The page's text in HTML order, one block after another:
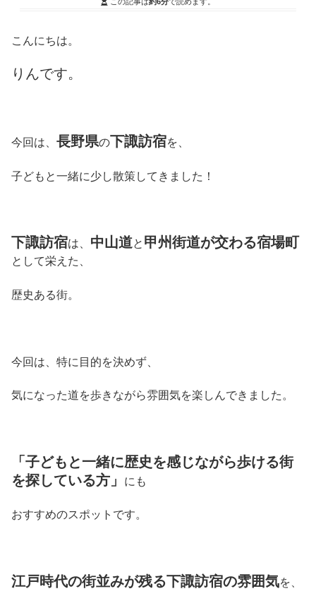
こんにちは。
りんです。
今回は、 長野県の下諏訪宿を、
子どもと一緒に少し散策してきました！
下諏訪宿は、 中山道と 甲州街道が交わる宿場町
として栄えた、
歴史ある街。
今回は、特に目的を決めず、
気になった道を歩きながら雰囲気を楽しんできました。
「子どもと一緒に歴史を感じながら歩ける街
を探している方」
にも
おすすめのスポットです。
江戸時代の街並みが残る下諏訪宿の雰囲気を、